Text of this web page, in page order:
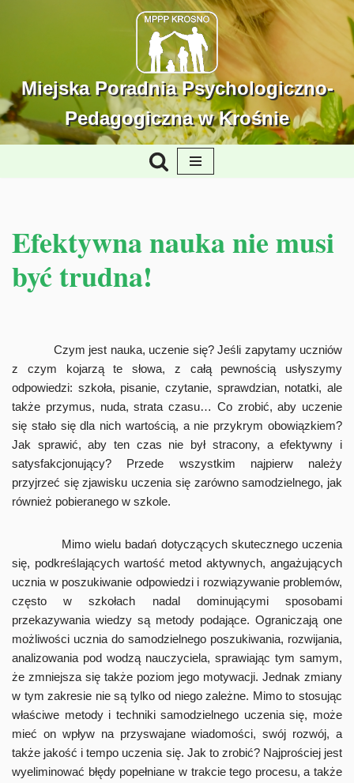
treści
Miejska Poradnia Psychologiczno-
Pedagogiczna w Krośnie
Efektywna nauka nie musi
być trudna!
Czym jest nauka, uczenie się? Jeśli zapytamy uczniów
z czym kojarzą te słowa, z całą pewnością usłyszymy
odpowiedzi: szkoła, pisanie, czytanie, sprawdzian, notatki, ale
także przymus, nuda, strata czasu… Co zrobić, aby uczenie
się stało się dla nich wartością, a nie przykrym obowiązkiem?
Jak sprawić, aby ten czas nie był stracony, a efektywny i
satysfakcjonujący? Przede wszystkim najpierw należy
przyjrzeć się zjawisku uczenia się zarówno samodzielnego, jak
również pobieranego w szkole.
Mimo wielu badań dotyczących skutecznego uczenia
się, podkreślających wartość metod aktywnych, angażujących
ucznia w poszukiwanie odpowiedzi i rozwiązywanie problemów,
często w szkołach nadal dominującymi sposobami
przekazywania wiedzy są metody podające. Ograniczają one
możliwości ucznia do samodzielnego poszukiwania, rozwijania,
analizowania pod wodzą nauczyciela, sprawiając tym samym,
że zmniejsza się także poziom jego motywacji. Jednak zmiany
w tym zakresie nie są tylko od niego zależne. Mimo to stosując
właściwe metody i techniki samodzielnego uczenia się, może
mieć on wpływ na przyswajane wiadomości, swój rozwój, a
także jakość i tempo uczenia się. Jak to zrobić? Najprościej jest
wyeliminować błędy popełniane w trakcie tego procesu, a także